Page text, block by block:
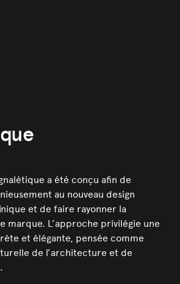
a été conçu afin de
au nouveau design
et de faire rayonner la
marque. L’approche privilégie une
et élégante, pensée comme
de l’architecture et de